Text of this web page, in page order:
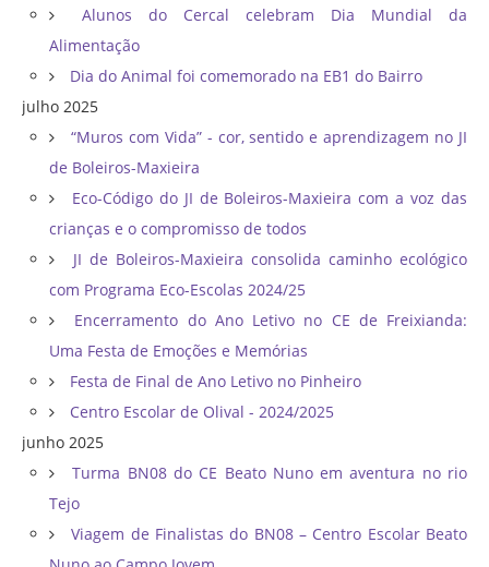
Alunos do Cercal celebram Dia Mundial da
Alimentação
Dia do Animal foi comemorado na EB1 do Bairro
julho 2025
“Muros com Vida” - cor, sentido e aprendizagem no JI
de Boleiros-Maxieira
Eco-Código do JI de Boleiros-Maxieira com a voz das
crianças e o compromisso de todos
JI de Boleiros-Maxieira consolida caminho ecológico
com Programa Eco-Escolas 2024/25
Encerramento do Ano Letivo no CE de Freixianda:
Uma Festa de Emoções e Memórias
Festa de Final de Ano Letivo no Pinheiro
Centro Escolar de Olival - 2024/2025
junho 2025
Turma BN08 do CE Beato Nuno em aventura no rio
Tejo
Viagem de Finalistas do BN08 – Centro Escolar Beato